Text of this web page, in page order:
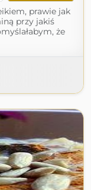
prawie jak
przy jakiś
że